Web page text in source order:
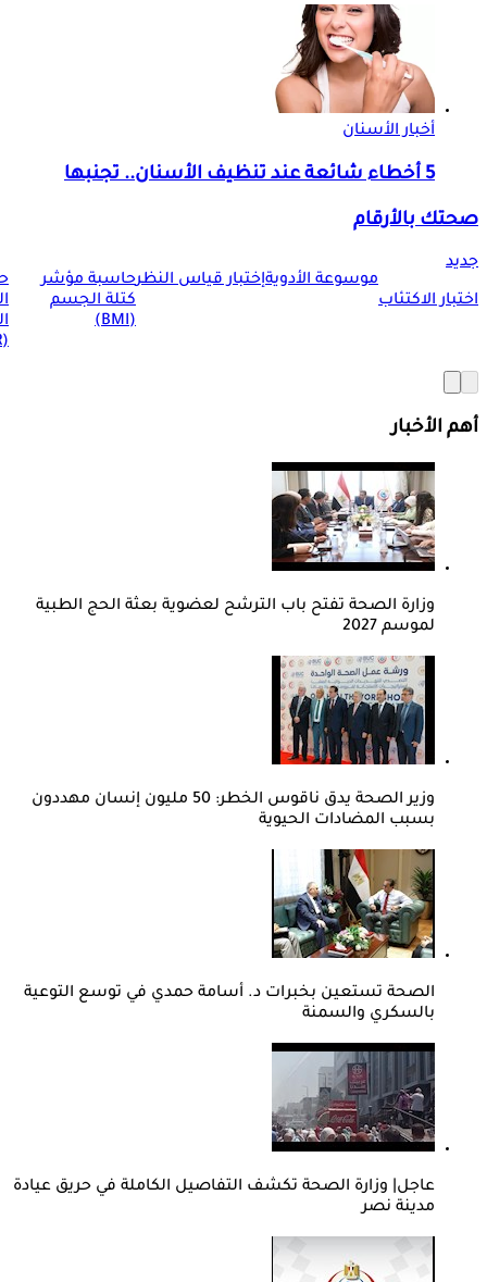
أخبار الأسنان
5 أخطاء شائعة عند تنظيف الأسنان.. تجنبها
صحتك بالأرقام
جديد
اختبار الاكتئاب
موسوعة الأدويةإختبار قياس النظرحاسبة مؤشر
كتلة الجسم
(BMI)
(BMR)
أهم الأخبار
وزارة الصحة تفتح باب الترشح لعضوية بعثة الحج الطبية
لموسم 2027
وزير الصحة يدق ناقوس الخطر: 50 مليون إنسان مهددون
بسبب المضادات الحيوية
الصحة تستعين بخبرات د. أسامة حمدي في توسع التوعية
بالسكري والسمنة
عاجل| وزارة الصحة تكشف التفاصيل الكاملة في حريق عيادة
مدينة نصر